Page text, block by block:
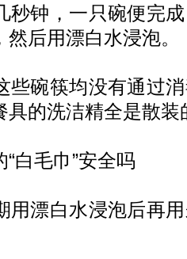
秒钟，一只碗便完
后用漂白水浸泡。
碗筷均没有通过消
具的洗洁精全是散装
毛巾”安全吗
漂白水浸泡后再用